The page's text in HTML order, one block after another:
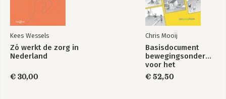
Kees Wessels
Zó werkt de zorg in
Nederland
€ 30,00
Chris Mooij
Basisdocument
bewegingsonderwijs
voor het
basisonderwijs
€ 52,50